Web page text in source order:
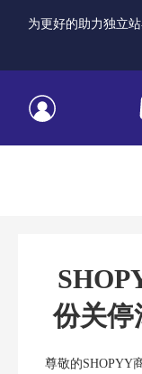
为更好的助力独立
份关停
尊敬的SHOPYY